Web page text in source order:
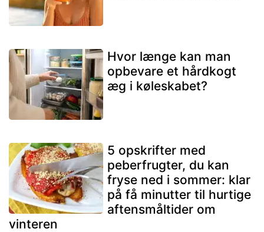
Hvor længe kan man
opbevare et hårdkogt
æg i køleskabet?
5 opskrifter med
peberfrugter, du kan
fryse ned i sommer: klar
på få minutter til hurtige
aftensmåltider om
vinteren